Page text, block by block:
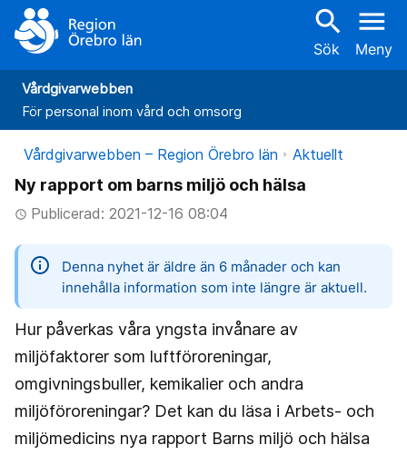
search
Sök
menu
Meny
Vårdgivarwebben
För personal inom vård och omsorg
Vårdgivarwebben – Region Örebro län Aktuellt
Ny rapport om barns miljö och hälsa
access_timePublicerad: 2021-12-16 08:04
information
Denna nyhet är äldre än 6 månader och kan
innehålla information som inte längre är aktuell.
Hur påverkas våra yngsta invånare av
miljöfaktorer som luftföroreningar,
omgivningsbuller, kemikalier och andra
miljöföroreningar? Det kan du läsa i Arbets- och
miljömedicins nya rapport Barns miljö och hälsa